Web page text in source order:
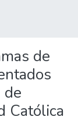
de
de
Católica